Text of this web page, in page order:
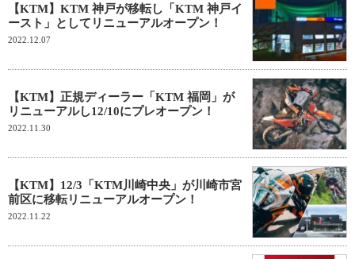
【KTM】KTM 神戸が移転し「KTM 神戸イ
ースト」としてリニューアルオープン！
2022.12.07
【KTM】正規ディーラー「KTM 福岡」が
リニューアルし12/10にプレオープン！
2022.11.30
【KTM】12/3「KTM川崎中央」が川崎市宮
前区に移転リニューアルオープン！
2022.11.22